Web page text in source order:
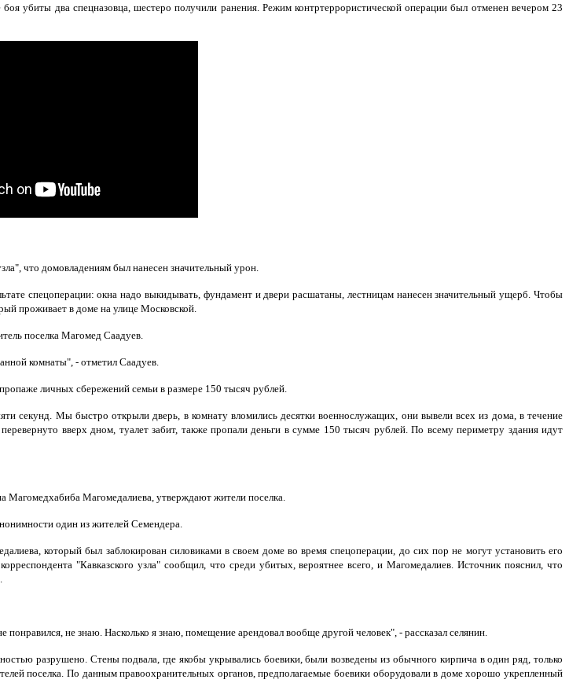
убиты два спецназовца, шестеро получили ранения. Режим контртеррористической операции был отменен вечером 23
что домовладениям был нанесен значительный урон.
спецоперации: окна надо выкидывать, фундамент и двери расшатаны, лестницам нанесен значительный ущерб. Чтобы
проживает в доме на улице Московской.
поселка Магомед Саадуев.
комнаты", - отметил Саадуев.
личных сбережений семьи в размере 150 тысяч рублей.
секунд. Мы быстро открыли дверь, в комнату вломились десятки военнослужащих, они вывели всех из дома, в течение
вверх дном, туалет забит, также пропали деньги в сумме 150 тысяч рублей. По всему периметру здания идут
Магомедхабиба Магомедалиева, утверждают жители поселка.
один из жителей Семендера.
который был заблокирован силовиками в своем доме во время спецоперации, до сих пор не могут установить его
"Кавказского узла" сообщил, что среди убитых, вероятнее всего, и Магомедалиев. Источник пояснил, что
не знаю. Насколько я знаю, помещение арендовал вообще другой человек", - рассказал селянин.
разрушено. Стены подвала, где якобы укрывались боевики, были возведены из обычного кирпича в один ряд, только
поселка. По данным правоохранительных органов, предполагаемые боевики оборудовали в доме хорошо укрепленный